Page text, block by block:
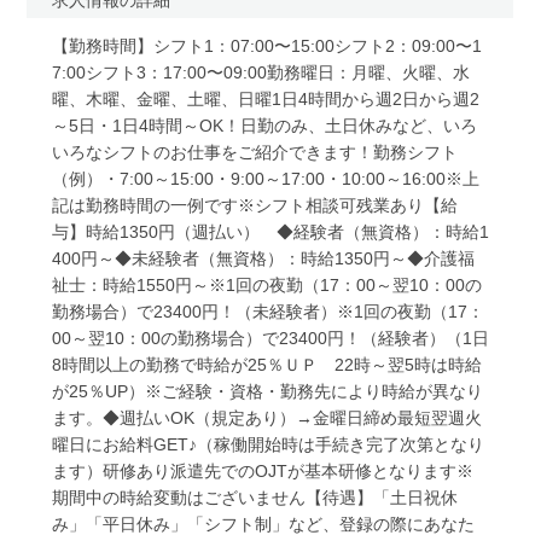
【勤務時間】シフト1：07:00〜15:00シフト2：09:00〜1
7:00シフト3：17:00〜09:00勤務曜日：月曜、火曜、水
曜、木曜、金曜、土曜、日曜1日4時間から週2日から週2
～5日・1日4時間～OK！日勤のみ、土日休みなど、いろ
いろなシフトのお仕事をご紹介できます！勤務シフト
（例）・7:00～15:00・9:00～17:00・10:00～16:00※上
記は勤務時間の一例です※シフト相談可残業あり【給
与】時給1350円（週払い） ◆経験者（無資格）：時給1
400円～◆未経験者（無資格）：時給1350円～◆介護福
祉士：時給1550円～※1回の夜勤（17：00～翌10：00の
勤務場合）で23400円！（未経験者）※1回の夜勤（17：
00～翌10：00の勤務場合）で23400円！（経験者）（1日
8時間以上の勤務で時給が25％ＵＰ 22時～翌5時は時給
が25％UP）※ご経験・資格・勤務先により時給が異なり
ます。◆週払いOK（規定あり）→金曜日締め最短翌週火
曜日にお給料GET♪（稼働開始時は手続き完了次第となり
ます）研修あり派遣先でのOJTが基本研修となります※
期間中の時給変動はございません【待遇】「土日祝休
み」「平日休み」「シフト制」など、登録の際にあなた